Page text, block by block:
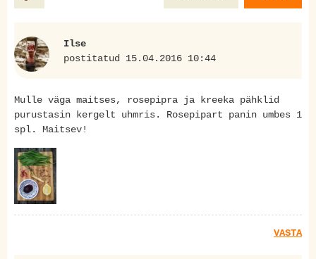
Ilse
postitatud 15.04.2016 10:44
Mulle väga maitses, rosepipra ja kreeka pähklid
purustasin kergelt uhmris. Rosepipart panin umbes 1
spl. Maitsev!
VASTA